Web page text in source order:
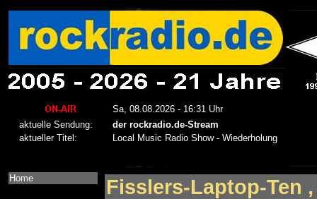
Home Fisslers-Laptop-Ten ,